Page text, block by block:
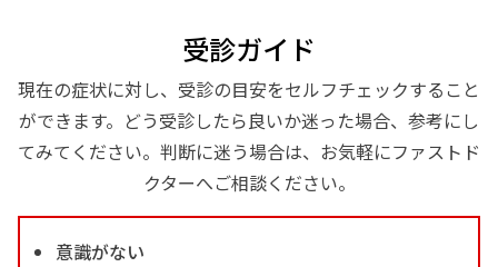
受診ガイド
現在の症状に対し、受診の目安をセルフチェックすること
ができます。どう受診したら良いか迷った場合、参考にし
てみてください。判断に迷う場合は、お気軽にファストド
クターへご相談ください。
意識がない